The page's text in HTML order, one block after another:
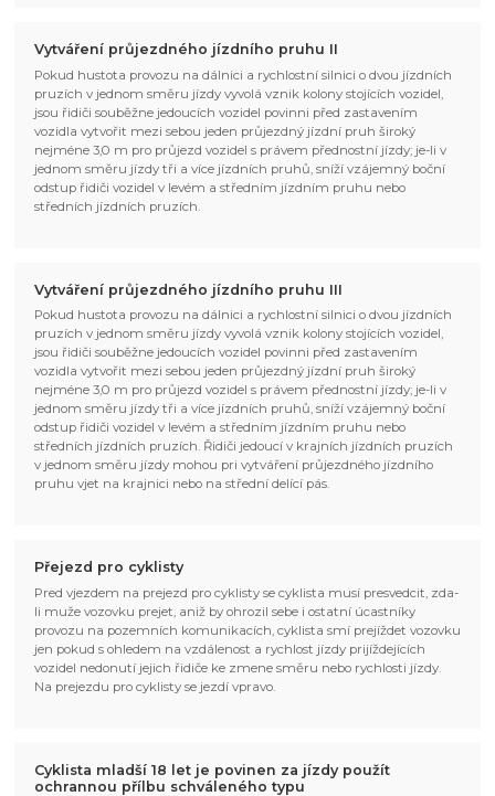
Vytváření průjezdného jízdního pruhu II
Pokud hustota provozu na dálnici a rychlostní silnici o dvou jízdních
pruzích v jednom směru jízdy vyvolá vznik kolony stojících vozidel,
jsou řidiči souběžne jedoucích vozidel povinni před zastavením
vozidla vytvořit mezi sebou jeden průjezdný jízdní pruh široký
nejméne 3,0 m pro průjezd vozidel s právem přednostní jízdy; je-li v
jednom směru jízdy tři a více jízdních pruhů, sníží vzájemný boční
odstup řidiči vozidel v levém a středním jízdním pruhu nebo
středních jízdních pruzích.
Vytváření průjezdného jízdního pruhu III
Pokud hustota provozu na dálnici a rychlostní silnici o dvou jízdních
pruzích v jednom směru jízdy vyvolá vznik kolony stojících vozidel,
jsou řidiči souběžne jedoucích vozidel povinni před zastavením
vozidla vytvořit mezi sebou jeden průjezdný jízdní pruh široký
nejméne 3,0 m pro průjezd vozidel s právem přednostní jízdy; je-li v
jednom směru jízdy tři a více jízdních pruhů, sníží vzájemný boční
odstup řidiči vozidel v levém a středním jízdním pruhu nebo
středních jízdních pruzích. Řidiči jedoucí v krajních jízdních pruzích
v jednom směru jízdy mohou pri vytváření průjezdného jízdního
pruhu vjet na krajnici nebo na střední delící pás.
Přejezd pro cyklisty
Pred vjezdem na prejezd pro cyklisty se cyklista musí presvedcit, zda-
li muže vozovku prejet, aniž by ohrozil sebe i ostatní úcastníky
provozu na pozemních komunikacích, cyklista smí prejíždet vozovku
jen pokud s ohledem na vzdálenost a rychlost jízdy prijíždejících
vozidel nedonutí jejich řidiče ke zmene směru nebo rychlosti jízdy.
Na prejezdu pro cyklisty se jezdí vpravo.
Cyklista mladší 18 let je povinen za jízdy použít
ochrannou přílbu schváleného typu